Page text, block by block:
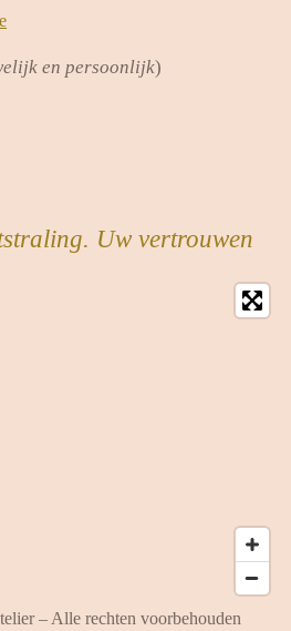
en persoonlijk)
Uw vertrouwen
– Alle rechten voorbehouden